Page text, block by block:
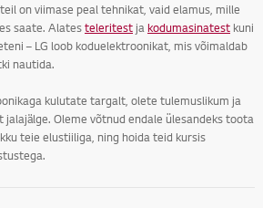
on viimase peal tehnikat, vaid elamus, mille
saate. Alatesteleritest jakodumasinatest kuni
– LG loob koduelektroonikat, mis võimaldab
nautida.
kulutate targalt, olete tulemuslikum ja
jalajälge. Oleme võtnud endale ülesandeks toota
teie elustiiliga, ning hoida teid kursis